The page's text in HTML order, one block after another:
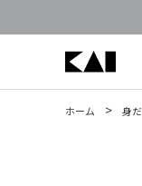
ホーム > 身